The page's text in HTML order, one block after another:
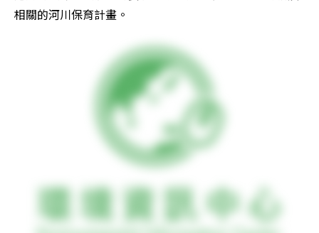
相關的河川保育計畫。